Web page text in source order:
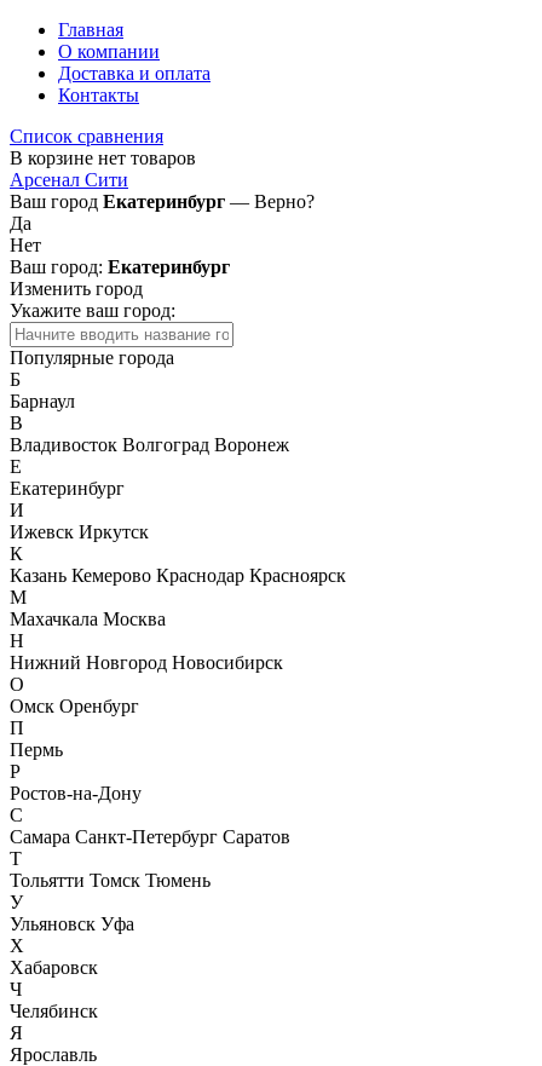
Главная
О компании
Доставка и оплата
Контакты
Список сравнения
В корзине нет товаров
Арсенал Сити
Ваш город Екатеринбург — Верно?
Да
Нет
Ваш город: Екатеринбург
Изменить город
Укажите ваш город:
Популярные города
Б
Барнаул
В
Владивосток Волгоград Воронеж
Е
Екатеринбург
И
Ижевск Иркутск
К
Казань Кемерово Краснодар Красноярск
М
Махачкала Москва
Н
Нижний Новгород Новосибирск
О
Омск Оренбург
П
Пермь
Р
Ростов-на-Дону
С
Самара Санкт-Петербург Саратов
Т
Тольятти Томск Тюмень
У
Ульяновск Уфа
Х
Хабаровск
Ч
Челябинск
Я
Ярославль